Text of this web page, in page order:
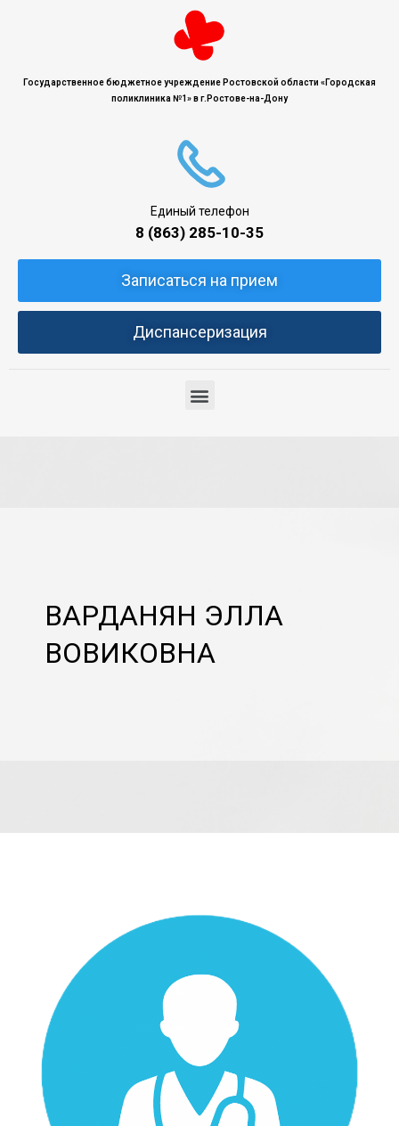
Государственное бюджетное учреждение Ростовской области «Городская
поликлиника №1» в г.Ростове-на-Дону
Единый телефон
8 (863) 285-10-35
Записаться на прием
Диспансеризация
ВАРДАНЯН ЭЛЛА
ВОВИКОВНА